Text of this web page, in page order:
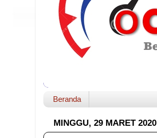
Beranda
MINGGU, 29 MARET 2020